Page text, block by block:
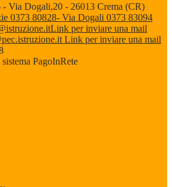
- Via Dogali,20 - 26013 Crema (CR)
0373 80828- Via Dogali 0373 83094
Link per inviare una mail
Link per inviare una mail
PagoInRete